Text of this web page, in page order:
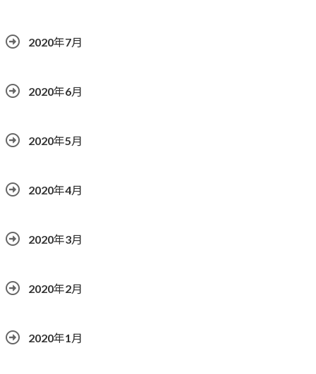
2020年7月
2020年6月
2020年5月
2020年4月
2020年3月
2020年2月
2020年1月